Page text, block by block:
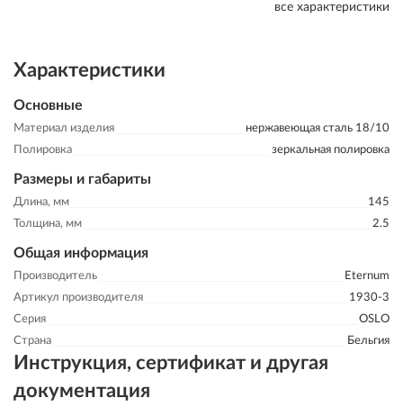
все характеристики
Характеристики
Основные
Материал изделия
нержавеющая сталь 18/10
Полировка
зеркальная полировка
Размеры и габариты
Длина, мм
145
Толщина, мм
2.5
Общая информация
Производитель
Eternum
Артикул производителя
1930-3
Серия
OSLO
Страна
Бельгия
Инструкция, сертификат и другая
документация